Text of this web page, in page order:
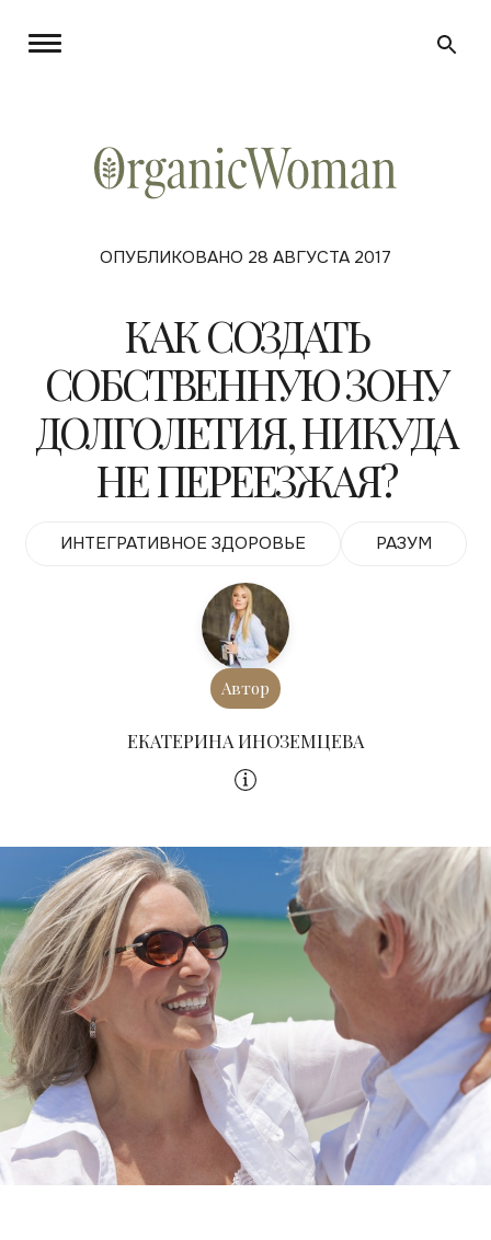
ОПУБЛИКОВАНО 28 АВГУСТА 2017
КАК СОЗДАТЬ
СОБСТВЕННУЮ ЗОНУ
ДОЛГОЛЕТИЯ, НИКУДА
НЕ ПЕРЕЕЗЖАЯ?
ИНТЕГРАТИВНОЕ ЗДОРОВЬЕ РАЗУМ
Автор
ЕКАТЕРИНА ИНОЗЕМЦЕВА